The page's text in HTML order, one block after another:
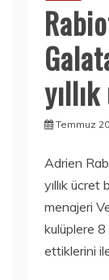
Temmuz
Adrien
yıllık
menajeri
kulüplere
ettiklerini